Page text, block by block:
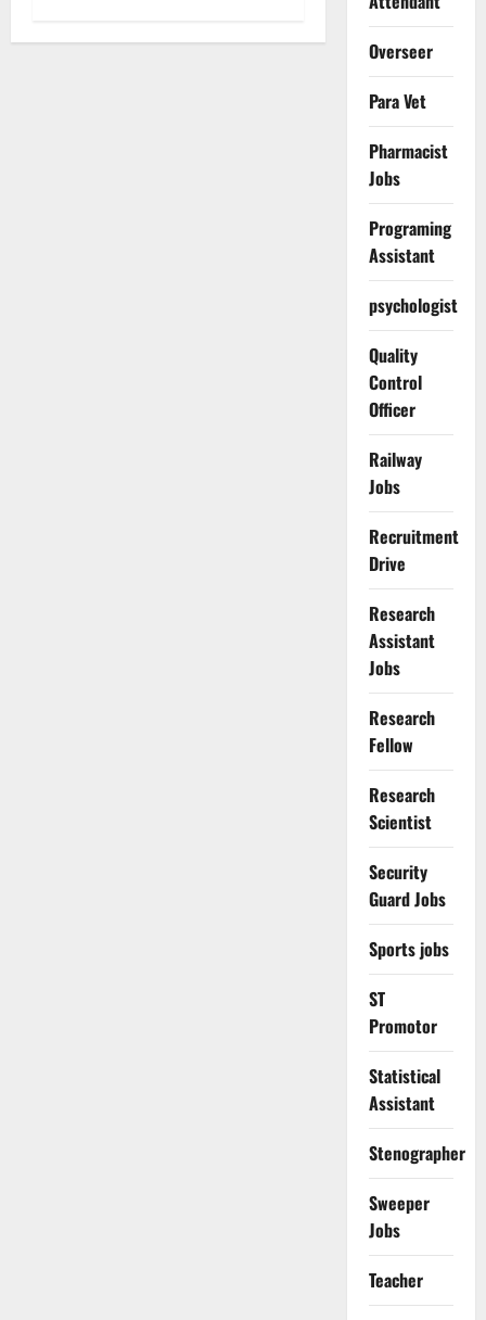
Overseer
Para Vet
Pharmacist
Jobs
Programing
Assistant
psychologist
Quality
Control
Officer
Railway
Jobs
Recruitment
Drive
Research
Assistant
Jobs
Research
Fellow
Research
Scientist
Security
Guard Jobs
Sports jobs
ST
Promotor
Statistical
Assistant
Stenographer
Sweeper
Jobs
Teacher